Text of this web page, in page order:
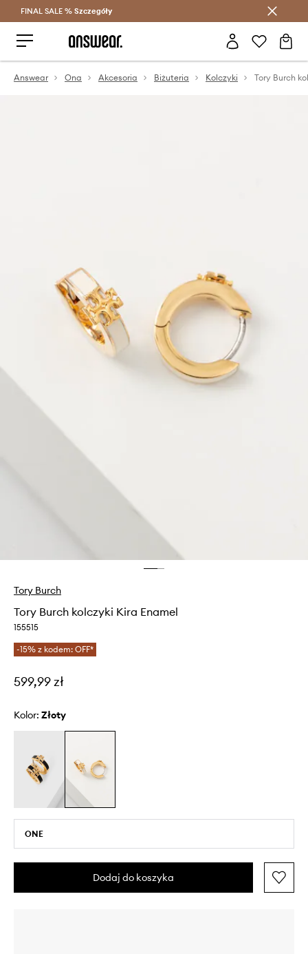
Oszczędzaj z Answear Club >
FINAL SALE % Szczegóły
Answear Ona Akcesoria Biżuteria Kolczyki Tory Burch
Tory Burch
Tory Burch kolczyki Kira Enamel
155515
-15% z kodem: OFF*
599,99 zł
Kolor: złoty
ONE
Dodaj do koszyka